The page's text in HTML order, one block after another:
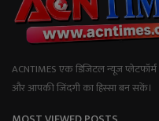
ACNTIMES एक डिजिटल न्यूज
और आपकी जिंदगी का हिस्सा बन सकें।